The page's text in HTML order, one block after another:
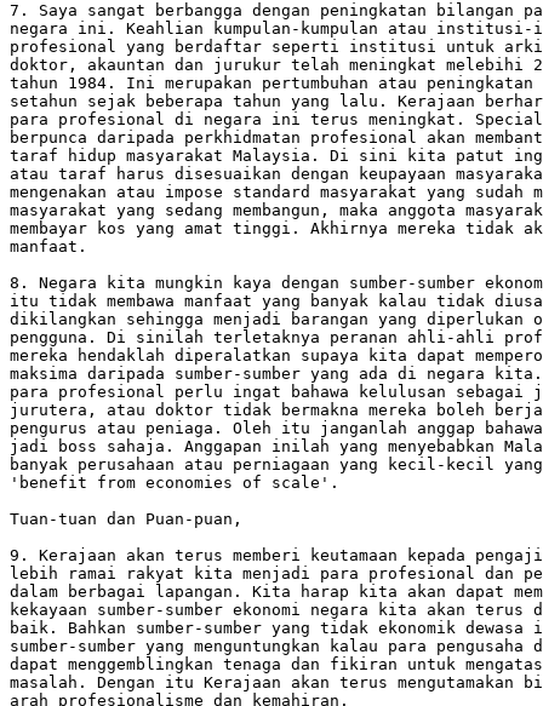
7. Saya sangat berbangga dengan peningkatan bilangan
negara ini. Keahlian kumpulan-kumpulan atau
profesional yang berdaftar seperti institusi untuk
doktor, akauntan dan jurukur telah meningkat melebihi
tahun 1984. Ini merupakan pertumbuhan atau
setahun sejak beberapa tahun yang lalu. Kerajaan
para profesional di negara ini terus meningkat.
berpunca daripada perkhidmatan profesional akan
taraf hidup masyarakat Malaysia. Di sini kita patut
atau taraf harus disesuaikan dengan keupayaan
mengenakan atau impose standard masyarakat yang sudah
masyarakat yang sedang membangun, maka anggota
membayar kos yang amat tinggi. Akhirnya mereka tidak
manfaat.
8. Negara kita mungkin kaya dengan sumber-sumber
itu tidak membawa manfaat yang banyak kalau tidak
dikilangkan sehingga menjadi barangan yang diperlukan
pengguna. Di sinilah terletaknya peranan ahli-ahli
mereka hendaklah diperalatkan supaya kita dapat
maksima daripada sumber-sumber yang ada di negara kita.
para profesional perlu ingat bahawa kelulusan sebagai
jurutera, atau doktor tidak bermakna mereka boleh
pengurus atau peniaga. Oleh itu janganlah anggap
jadi boss sahaja. Anggapan inilah yang menyebabkan
banyak perusahaan atau perniagaan yang kecil-kecil
'benefit from economies of scale'.
Tuan-tuan dan Puan-puan,
9. Kerajaan akan terus memberi keutamaan kepada
lebih ramai rakyat kita menjadi para profesional dan
dalam berbagai lapangan. Kita harap kita akan dapat
kekayaan sumber-sumber ekonomi negara kita akan terus
baik. Bahkan sumber-sumber yang tidak ekonomik
sumber-sumber yang menguntungkan kalau para
dapat menggemblingkan tenaga dan fikiran untuk
masalah. Dengan itu Kerajaan akan terus mengutamakan
arah profesionalisme dan kemahiran.